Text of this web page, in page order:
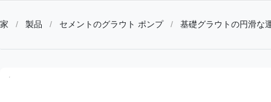
家 / 製品 / セメントのグラウト ポンプ / 基礎グラウトの円滑な